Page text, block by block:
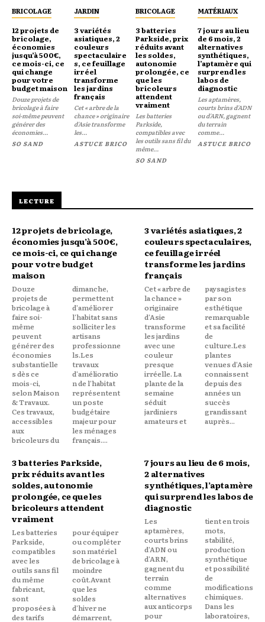
BRICOLAGE
12 projets de
bricolage,
économies
jusqu’à 500€,
ce mois-ci, ce
qui change
pour votre
budget maison
Douze projets de
bricolage à faire
soi-même peuvent
générer des
économies...
SO SAND
JARDIN
3 variétés
asiatiques, 2
couleurs
spectaculaire
s, ce feuillage
irréel
transforme
les jardins
français
Cet « arbre de la
chance » originaire
d'Asie transforme
les...
ASTUCE BRICO
BRICOLAGE
3 batteries
Parkside, prix
réduits avant
les soldes,
autonomie
prolongée, ce
que les
bricoleurs
attendent
vraiment
Les batteries
Parkside,
compatibles avec
les outils sans fil du
même...
SO SAND
MATÉRIAUX
7 jours au lieu
de 6 mois, 2
alternatives
synthétiques,
l’aptamère qui
surprend les
labos de
diagnostic
Les aptamères,
courts brins d'ADN
ou d'ARN, gagnent
du terrain
comme...
ASTUCE BRICO
LECTURE
12 projets de bricolage,
économies jusqu’à 500€,
ce mois-ci, ce qui change
pour votre budget
maison
Douze
projets de
bricolage à
faire soi-
même
peuvent
générer des
économies
substantielle
s dès ce
mois-ci,
selon Maison
& Travaux.
Ces travaux,
accessibles
aux
bricoleurs du
dimanche,
permettent
d'améliorer
l'habitat sans
solliciter les
artisans
professionne
ls.Les
travaux
d'amélioratio
n de l'habitat
représentent
un poste
budgétaire
majeur pour
les ménages
français....
3 variétés asiatiques, 2
couleurs spectaculaires,
ce feuillage irréel
transforme les jardins
français
Cet « arbre de
la chance »
originaire
d'Asie
transforme
les jardins
avec une
couleur
presque
irréelle. La
plante de la
semaine
séduit
jardiniers
amateurs et
paysagistes
par son
esthétique
remarquable
et sa facilité
de
culture.Les
plantes
venues d'Asie
connaissent
depuis des
années un
succès
grandissant
auprès...
3 batteries Parkside,
prix réduits avant les
soldes, autonomie
prolongée, ce que les
bricoleurs attendent
vraiment
Les batteries
Parkside,
compatibles
avec les
outils sans fil
du même
fabricant,
sont
proposées à
des tarifs
pour équiper
ou compléter
son matériel
de bricolage à
moindre
coût.Avant
que les
soldes
d'hiver ne
démarrent,
7 jours au lieu de 6 mois,
2 alternatives
synthétiques, l’aptamère
qui surprend les labos de
diagnostic
Les
aptamères,
courts brins
d'ADN ou
d'ARN,
gagnent du
terrain
comme
alternatives
aux anticorps
pour
tient en trois
mots,
stabilité,
production
synthétique
et possibilité
de
modifications
chimiques.
Dans les
laboratoires,